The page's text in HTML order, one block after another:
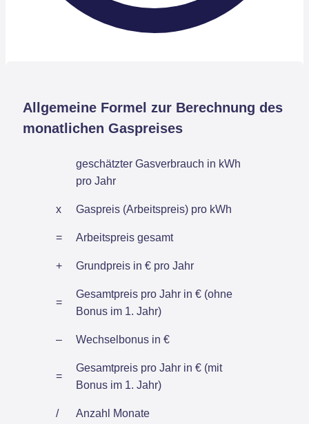
Allgemeine Formel zur Berechnung des
monatlichen Gaspreises
geschätzter Gasverbrauch in kWh
pro Jahr
x Gaspreis (Arbeitspreis) pro kWh
= Arbeitspreis gesamt
+ Grundpreis in € pro Jahr
=
Gesamtpreis pro Jahr in € (ohne
Bonus im 1. Jahr)
– Wechselbonus in €
=
Gesamtpreis pro Jahr in € (mit
Bonus im 1. Jahr)
/ Anzahl Monate